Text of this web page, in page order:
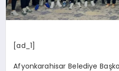
[ad_1]
Afyonkarahisar Belediye